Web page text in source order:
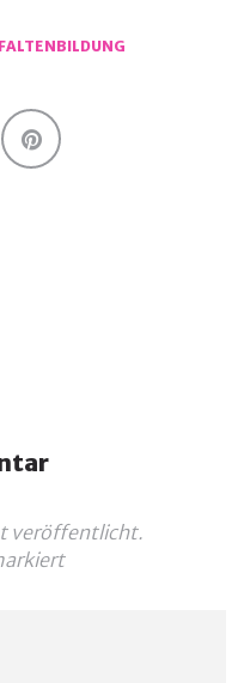
Pinterest
FALTENBILDUNG
veröffentlicht.